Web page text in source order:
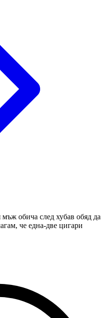
обича след хубав обяд да
че една-две цигари